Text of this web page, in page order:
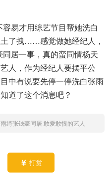
易才用综艺节目帮她洗白
了拽……感觉做她经纪人，
居一事，真的蛮同情杨天
人，作为经纪人要摆平公
中有说要先停一停洗白张雨
道了这个消息吧？
绮张钱豪同居 敢爱敢恨的艺人
 打赏